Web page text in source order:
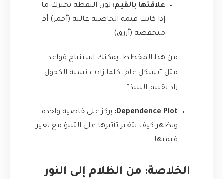
علاقتها بالقيم: لون النقطة يخبرك ما
إذا كانت قيمة الخاصية عالية (أحمر) أم
منخفضة (أزرق).
من هذا المخطط، يمكنك استنتاج قواعد
مثل “بشكل عام، كلما زادت نسبة الكحول،
زاد تقييم النبيذ”.
Dependence Plot:
يركز على خاصية واحدة
ويظهر كيف يتغير تأثيرها على التنبؤ مع تغير
قيمتها.
الخلاصة: من الظلام إلى النور